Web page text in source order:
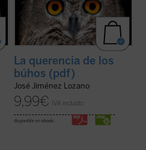
La querencia de los
búhos (pdf)
José Jiménez Lozano
9,99€ IVA incluido
disponible en ebook: